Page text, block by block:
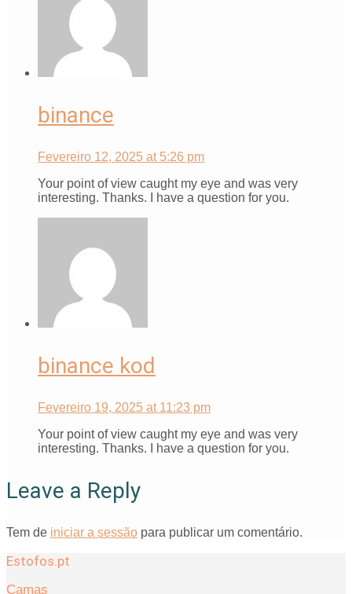
binance
Fevereiro 12, 2025 at 5:26 pm
Your point of view caught my eye and was very
interesting. Thanks. I have a question for you.
binance kod
Fevereiro 19, 2025 at 11:23 pm
Your point of view caught my eye and was very
interesting. Thanks. I have a question for you.
Leave a Reply
Tem de iniciar a sessão para publicar um comentário.
Estofos.pt
Camas